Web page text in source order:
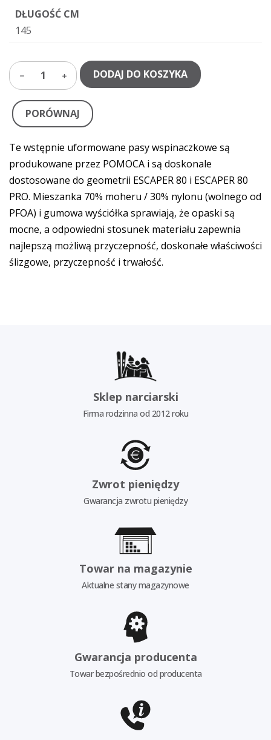
DŁUGOŚĆ CM
145
1 DODAJ DO KOSZYKA
PORÓWNAJ
Te wstępnie uformowane pasy wspinaczkowe są
produkowane przez POMOCA i są doskonale
dostosowane do geometrii ESCAPER 80 i ESCAPER 80
PRO. Mieszanka 70% moheru / 30% nylonu (wolnego od
PFOA) i gumowa wyściółka sprawiają, że opaski są
mocne, a odpowiedni stosunek materiału zapewnia
najlepszą możliwą przyczepność, doskonałe właściwości
ślizgowe, przyczepność i trwałość.
Sklep narciarski
Firma rodzinna od 2012 roku
Zwrot pieniędzy
Gwarancja zwrotu pieniędzy
Towar na magazynie
Aktualne stany magazynowe
Gwarancja producenta
Towar bezpośrednio od producenta